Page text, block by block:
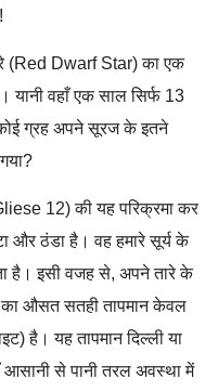
(Red Dwarf Star) का एक
यानी वहाँ एक साल सिर्फ 13
ग्रह अपने सूरज के इतने
12) की यह परिक्रमा कर
और ठंडा है। वह हमारे सूर्य के
है। इसी वजह से, अपने तारे के
औसत सतही तापमान केवल
है। यह तापमान दिल्ली या
आसानी से पानी तरल अवस्था में